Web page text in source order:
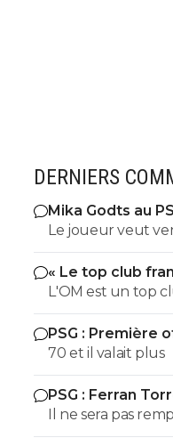
DERNIERS
Mika Godts au
pourrir la
Le joueur veut
mot à dire
« Le top club
Adidas bouscule
L'OM est un top
Thone.Ils
departementale
PSG : Première
Barcola, elle est
70 et il valait plus
PSG : Ferran
s'avoue vaincu
Il ne sera pas
joueurs pouvant